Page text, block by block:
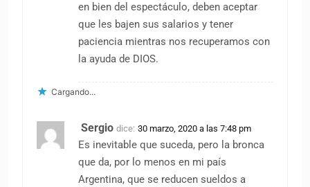
en bien del espectáculo, deben aceptar
que les bajen sus salarios y tener
paciencia mientras nos recuperamos con
la ayuda de DIOS.
Cargando...
Sergio dice: 30 marzo, 2020 a las 7:48 pm
Es inevitable que suceda, pero la bronca
que da, por lo menos en mi país
Argentina, que se reducen sueldos a